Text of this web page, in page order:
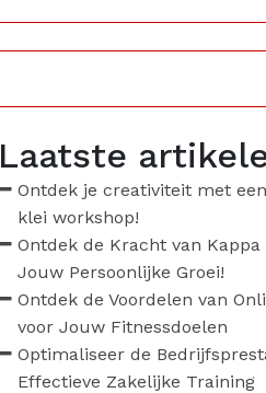
Laatste
Ontdek je creativiteit met
klei workshop!
Ontdek de Kracht van
Jouw Persoonlijke Groei!
Ontdek de Voordelen van
voor Jouw Fitnessdoelen
Optimaliseer de
Effectieve Zakelijke Training